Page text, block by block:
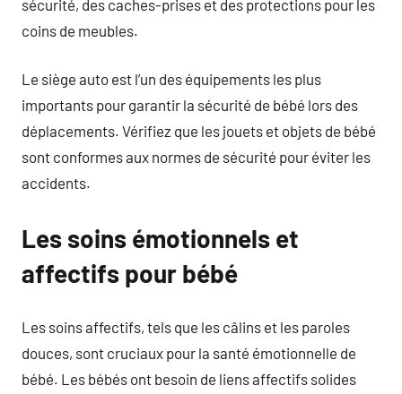
sécurité, des caches-prises et des protections pour les
coins de meubles.
Le siège auto est l’un des équipements les plus
importants pour garantir la sécurité de bébé lors des
déplacements. Vérifiez que les jouets et objets de bébé
sont conformes aux normes de sécurité pour éviter les
accidents.
Les soins émotionnels et
affectifs pour bébé
Les soins affectifs, tels que les câlins et les paroles
douces, sont cruciaux pour la santé émotionnelle de
bébé. Les bébés ont besoin de liens affectifs solides